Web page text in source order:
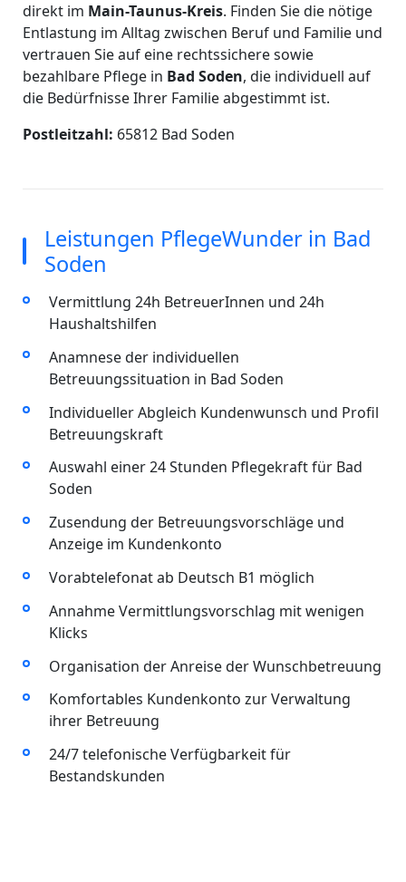
direkt im Main-Taunus-Kreis. Finden Sie die nötige
Entlastung im Alltag zwischen Beruf und Familie und
vertrauen Sie auf eine rechtssichere sowie
bezahlbare Pflege in Bad Soden, die individuell auf
die Bedürfnisse Ihrer Familie abgestimmt ist.
Postleitzahl: 65812 Bad Soden
Leistungen PflegeWunder in Bad
Soden
Vermittlung 24h BetreuerInnen und 24h
Haushaltshilfen
Anamnese der individuellen
Betreuungssituation in Bad Soden
Individueller Abgleich Kundenwunsch und Profil
Betreuungskraft
Auswahl einer 24 Stunden Pflegekraft für Bad
Soden
Zusendung der Betreuungsvorschläge und
Anzeige im Kundenkonto
Vorabtelefonat ab Deutsch B1 möglich
Annahme Vermittlungsvorschlag mit wenigen
Klicks
Organisation der Anreise der Wunschbetreuung
Komfortables Kundenkonto zur Verwaltung
ihrer Betreuung
24/7 telefonische Verfügbarkeit für
Bestandskunden